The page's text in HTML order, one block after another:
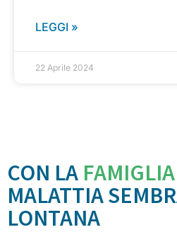
LEGGI »
22 Aprile 2024
CON LA
MALATTIA
LONTANA